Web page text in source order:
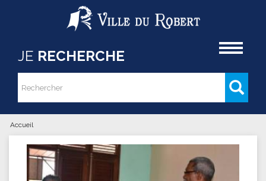
Aller au contenu principal
JE RECHERCHE
Formulaire de recherche
Rechercher
Vous êtes ici
Accueil